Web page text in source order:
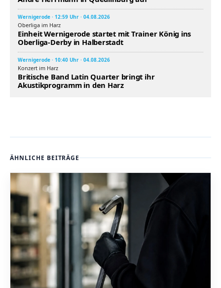
Wernigerode · 12:59 Uhr · 04.08.2026
Oberliga im Harz
Einheit Wernigerode startet mit Trainer König ins
Oberliga-Derby in Halberstadt
Wernigerode · 10:40 Uhr · 04.08.2026
Konzert im Harz
Britische Band Latin Quarter bringt ihr
Akustikprogramm in den Harz
ÄHNLICHE BEITRÄGE